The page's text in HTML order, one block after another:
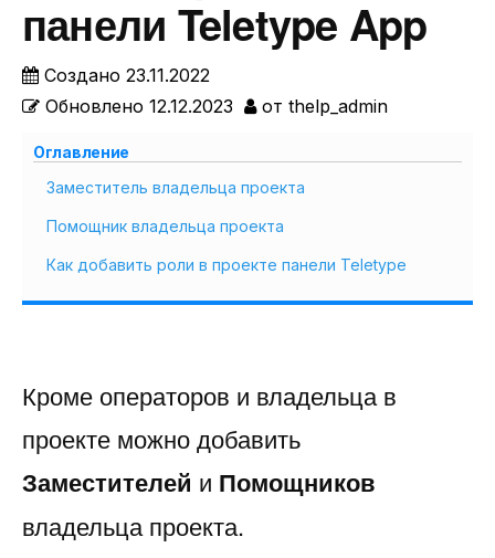
панели Teletype App
Создано 23.11.2022
Обновлено 12.12.2023 от thelp_admin
Оглавление
Заместитель владельца проекта
Помощник владельца проекта
Как добавить роли в проекте панели Teletype
Кроме операторов и владельца в
проекте можно добавить
Заместителей и Помощников
владельца проекта.